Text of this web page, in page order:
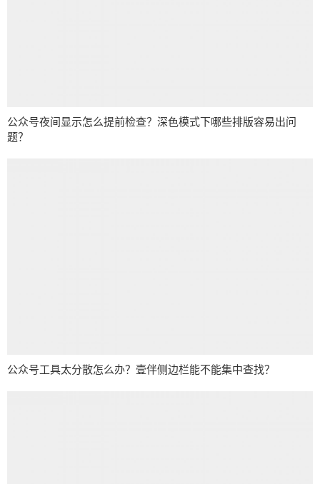
公众号夜间显示怎么提前检查？深色模式下哪些排版容易出问
题？
公众号工具太分散怎么办？壹伴侧边栏能不能集中查找？